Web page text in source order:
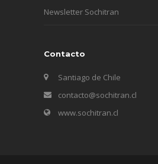
Newsletter Sochitran
Contacto
Santiago de Chile
contacto@sochitran.cl
www.sochitran.cl